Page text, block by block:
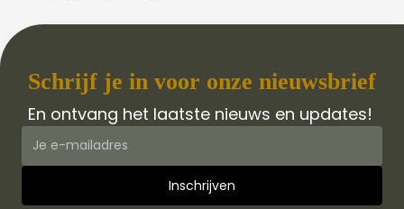
Schrijf je in voor onze nieuwsbrief
En ontvang het laatste nieuws en updates!